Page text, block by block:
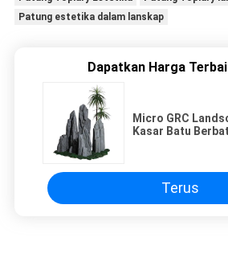
Patung estetika dalam lanskap
Dapatkan Harga
Micro GRC
Kasar Batu
Terus